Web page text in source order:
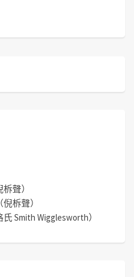
柝聲）
（倪柝聲）
氏 Smith Wigglesworth）